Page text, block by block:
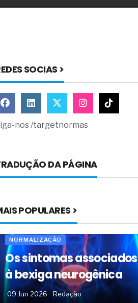
SOCIAS >
nos /targetnormas
DA PÁGINA
POPULARES >
NORMALIZAÇÃO
Os sintomas associados
à bexiga neurogênica
09 Jun 2026 Redação